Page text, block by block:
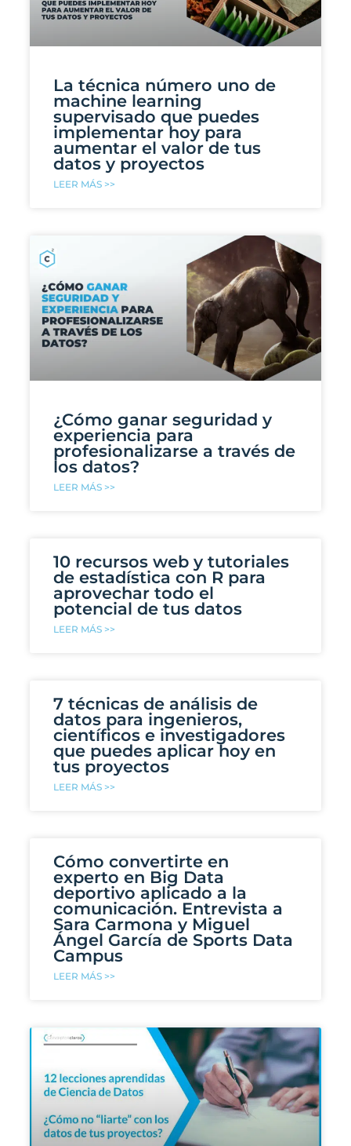
La técnica número uno de
machine learning
supervisado que puedes
implementar hoy para
aumentar el valor de tus
datos y proyectos
LEER MÁS >>
¿Cómo ganar seguridad y
experiencia para
profesionalizarse a través de
los datos?
LEER MÁS >>
10 recursos web y tutoriales
de estadística con R para
aprovechar todo el
potencial de tus datos
LEER MÁS >>
7 técnicas de análisis de
datos para ingenieros,
científicos e investigadores
que puedes aplicar hoy en
tus proyectos
LEER MÁS >>
Cómo convertirte en
experto en Big Data
deportivo aplicado a la
comunicación. Entrevista a
Sara Carmona y Miguel
Ángel García de Sports Data
Campus
LEER MÁS >>